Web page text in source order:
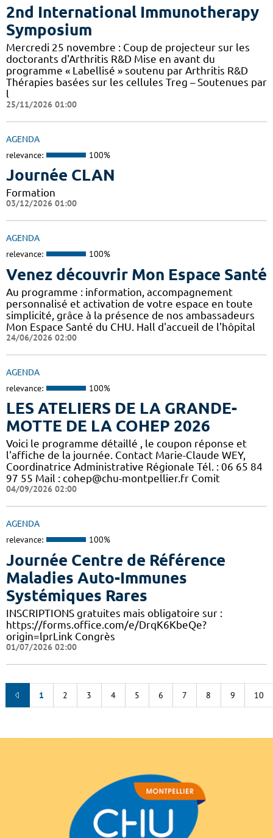
2nd International Immunotherapy
Symposium
Mercredi 25 novembre : Coup de projecteur sur les
doctorants d'Arthritis R&D Mise en avant du
programme « Labellisé » soutenu par Arthritis R&D
Thérapies basées sur les cellules Treg – Soutenues par
l
25/11/2026 01:00
AGENDA
relevance: 100%
Journée CLAN
Formation
03/12/2026 01:00
AGENDA
relevance: 100%
Venez découvrir Mon Espace Santé
Au programme : information, accompagnement
personnalisé et activation de votre espace en toute
simplicité, grâce à la présence de nos ambassadeurs
Mon Espace Santé du CHU. Hall d'accueil de l'hôpital
24/06/2026 02:00
AGENDA
relevance: 100%
LES ATELIERS DE LA GRANDE-
MOTTE DE LA COHEP 2026
Voici le programme détaillé , le coupon réponse et
l'affiche de la journée. Contact Marie-Claude WEY,
Coordinatrice Administrative Régionale Tél. : 06 65 84
97 55 Mail : cohep@chu-montpellier.fr Comit
04/09/2026 02:00
AGENDA
relevance: 100%
Journée Centre de Référence
Maladies Auto-Immunes
Systémiques Rares
INSCRIPTIONS gratuites mais obligatoire sur :
https://forms.office.com/e/DrqK6KbeQe?
origin=lprLink Congrès
01/07/2026 02:00
1 2 3 4 5 6 7 8 9 10